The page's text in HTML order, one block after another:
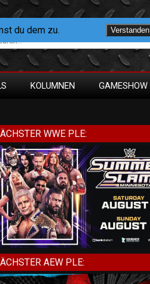
KOLUMNEN GAMESHOW
WWE PLE:
AEW PLE:
du dem zu. Verstanden